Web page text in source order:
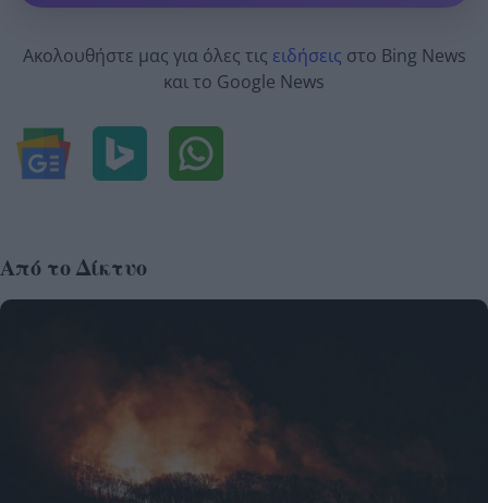
Ακολουθήστε μας για όλες τις ειδήσεις στο Bing News
και το Google News
Από το Δίκτυο